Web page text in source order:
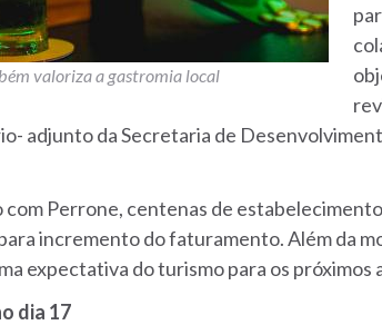
valoriza a gastromia local
adjunto da Secretaria de
com Perrone, centenas de
incremento do faturamento. Além da
expectativa do turismo para os próximos
dia 17